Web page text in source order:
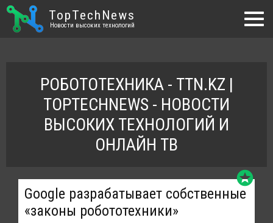
TopTechNews
Новости высоких технологий
РОБОТОТЕХНИКА - TTN.KZ |
TOPTECHNEWS - НОВОСТИ
ВЫСОКИХ ТЕХНОЛОГИЙ И
ОНЛАЙН ТВ
Google разрабатывает собственные
«законы робототехники»
stars